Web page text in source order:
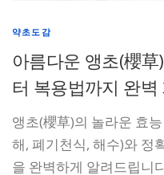
약초도감
아름다운 앵초(櫻
터 복용법까지 완벽
앵초(櫻草)의 놀라운 효
해, 폐기천식, 해수)와 정
을 완벽하게 알려드립니